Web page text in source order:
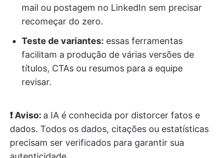
mail ou postagem no LinkedIn sem precisar
recomeçar do zero.
Teste de variantes: essas ferramentas
facilitam a produção de várias versões de
títulos, CTAs ou resumos para a equipe
revisar.
❗ Aviso: a IA é conhecida por distorcer fatos e
dados. Todos os dados, citações ou estatísticas
precisam ser verificados para garantir sua